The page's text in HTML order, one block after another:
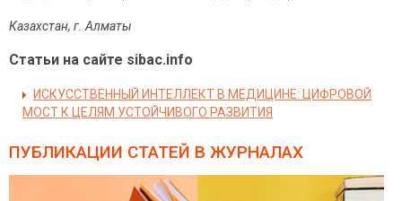
Казахстан, г. Алматы
Статьи на сайте sibac.info
ИСКУССТВЕННЫЙ ИНТЕЛЛЕКТ В МЕДИЦИНЕ: ЦИФРОВОЙ
МОСТ К ЦЕЛЯМ УСТОЙЧИВОГО РАЗВИТИЯ
ПУБЛИКАЦИИ СТАТЕЙ В ЖУРНАЛАХ